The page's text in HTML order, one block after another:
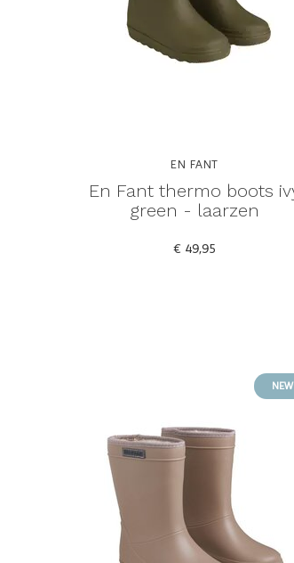
EN FANT
En Fant thermo boots
green - laarzen
€ 49,95